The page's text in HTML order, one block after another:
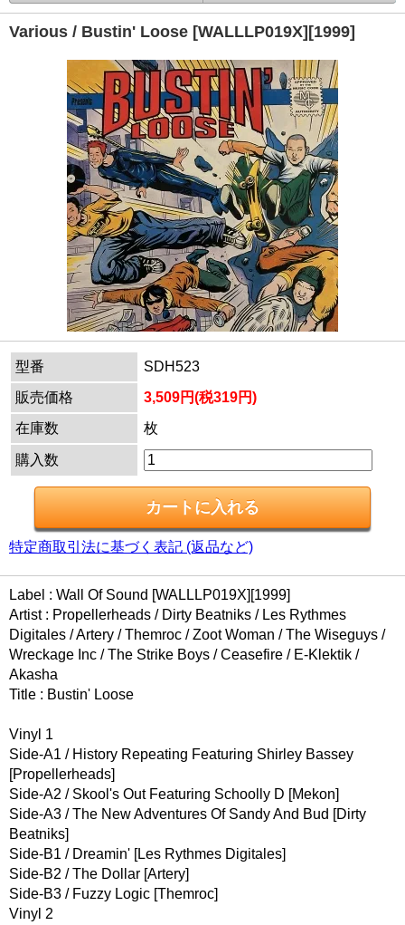
Various / Bustin' Loose [WALLLP019X][1999]
型番
SDH523
販売価格
3,509円(税319円)
在庫数
枚
購入数
特定商取引法に基づく表記 (返品など)
Label : Wall Of Sound [WALLLP019X][1999]
Artist : Propellerheads / Dirty Beatniks / Les Rythmes
Digitales / Artery / Themroc / Zoot Woman / The Wiseguys /
Wreckage Inc / The Strike Boys / Ceasefire / E-Klektik /
Akasha
Title : Bustin' Loose
Vinyl 1
Side-A1 / History Repeating Featuring Shirley Bassey
[Propellerheads]
Side-A2 / Skool's Out Featuring Schoolly D [Mekon]
Side-A3 / The New Adventures Of Sandy And Bud [Dirty
Beatniks]
Side-B1 / Dreamin' [Les Rythmes Digitales]
Side-B2 / The Dollar [Artery]
Side-B3 / Fuzzy Logic [Themroc]
Vinyl 2